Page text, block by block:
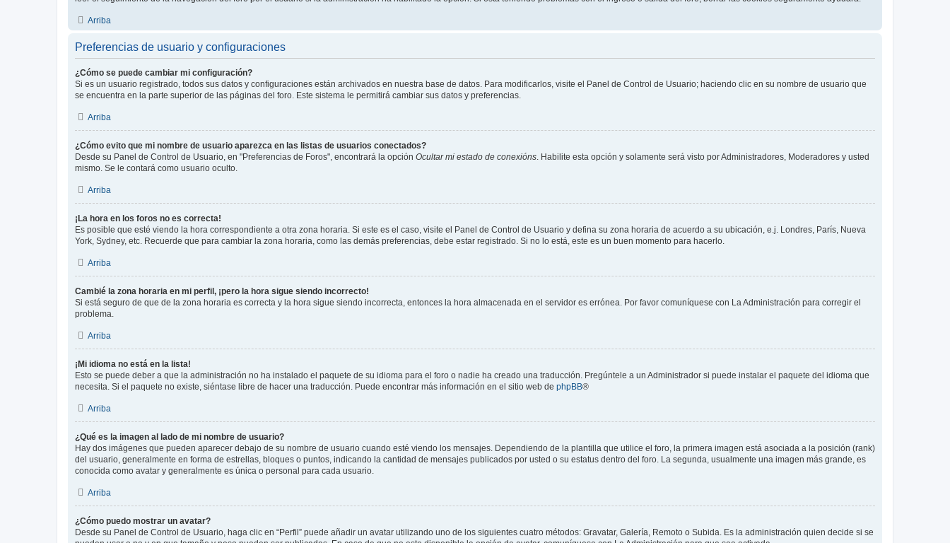
Arriba
Preferencias de usuario y configuraciones
¿Cómo se puede cambiar mi configuración?
Si es un usuario registrado, todos sus datos y configuraciones están archivados en nuestra base de datos. Para modificarlos, visite el Panel de Control de Usuario; haciendo clic en su nombre de usuario que
se encuentra en la parte superior de las páginas del foro. Este sistema le permitirá cambiar sus datos y preferencias.
Arriba
¿Cómo evito que mi nombre de usuario aparezca en las listas de usuarios conectados?
Desde su Panel de Control de Usuario, en "Preferencias de Foros", encontrará la opción Ocultar mi estado de conexións. Habilite esta opción y solamente será visto por Administradores, Moderadores y usted
mismo. Se le contará como usuario oculto.
Arriba
¡La hora en los foros no es correcta!
Es posible que esté viendo la hora correspondiente a otra zona horaria. Si este es el caso, visite el Panel de Control de Usuario y defina su zona horaria de acuerdo a su ubicación, e.j. Londres, París, Nueva
York, Sydney, etc. Recuerde que para cambiar la zona horaria, como las demás preferencias, debe estar registrado. Si no lo está, este es un buen momento para hacerlo.
Arriba
Cambié la zona horaria en mi perfil, ¡pero la hora sigue siendo incorrecto!
Si está seguro de que de la zona horaria es correcta y la hora sigue siendo incorrecta, entonces la hora almacenada en el servidor es errónea. Por favor comuníquese con La Administración para corregir el
problema.
Arriba
¡Mi idioma no está en la lista!
Esto se puede deber a que la administración no ha instalado el paquete de su idioma para el foro o nadie ha creado una traducción. Pregúntele a un Administrador si puede instalar el paquete del idioma que
necesita. Si el paquete no existe, siéntase libre de hacer una traducción. Puede encontrar más información en el sitio web de phpBB®
Arriba
¿Qué es la imagen al lado de mi nombre de usuario?
Hay dos imágenes que pueden aparecer debajo de su nombre de usuario cuando esté viendo los mensajes. Dependiendo de la plantilla que utilice el foro, la primera imagen está asociada a la posición (rank)
del usuario, generalmente en forma de estrellas, bloques o puntos, indicando la cantidad de mensajes publicados por usted o su estatus dentro del foro. La segunda, usualmente una imagen más grande, es
conocida como avatar y generalmente es única o personal para cada usuario.
Arriba
¿Cómo puedo mostrar un avatar?
Desde su Panel de Control de Usuario, haga clic en “Perfil” puede añadir un avatar utilizando uno de los siguientes cuatro métodos: Gravatar, Galería, Remoto o Subida. Es la administración quien decide si se